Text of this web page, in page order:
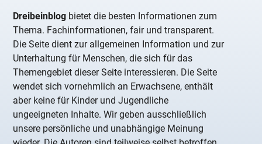
Dreibeinblog bietet die besten Informationen zum
Thema. Fachinformationen, fair und transparent.
Die Seite dient zur allgemeinen Information und zur
Unterhaltung für Menschen, die sich für das
Themengebiet dieser Seite interessieren. Die Seite
wendet sich vornehmlich an Erwachsene, enthält
aber keine für Kinder und Jugendliche
ungeeigneten Inhalte. Wir geben ausschließlich
unsere persönliche und unabhängige Meinung